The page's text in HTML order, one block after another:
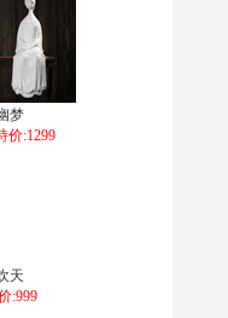
梦
价:1299
天
:999